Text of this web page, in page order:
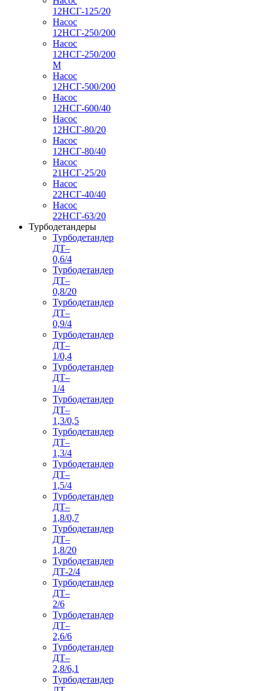
12НСГ-125/20
Насос
12НСГ-250/200
Насос
12НСГ-250/200
М
Насос
12НСГ-500/200
Насос
12НСГ-600/40
Насос
12НСГ-80/20
Насос
12НСГ-80/40
Насос
21НСГ-25/20
Насос
22НСГ-40/40
Насос
22НСГ-63/20
Турбодетандеры
Турбодетандер
ДТ–
0,6/4
Турбодетандер
ДТ–
0,8/20
Турбодетандер
ДТ–
0,9/4
Турбодетандер
ДТ–
1/0,4
Турбодетандер
ДТ–
1/4
Турбодетандер
ДТ–
1,3/0,5
Турбодетандер
ДТ–
1,3/4
Турбодетандер
ДТ–
1,5/4
Турбодетандер
ДТ–
1,8/0,7
Турбодетандер
ДТ–
1,8/20
Турбодетандер
ДТ-2/4
Турбодетандер
ДТ–
2/6
Турбодетандер
ДТ–
2,6/6
Турбодетандер
ДТ–
2,8/6,1
Турбодетандер